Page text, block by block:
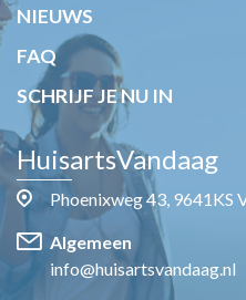
NIEUWS
FAQ
SCHRIJF JE NU IN
HuisartsVandaag
Phoenixweg 43, 9641KS
Algemeen
info@huisartsvandaag.nl